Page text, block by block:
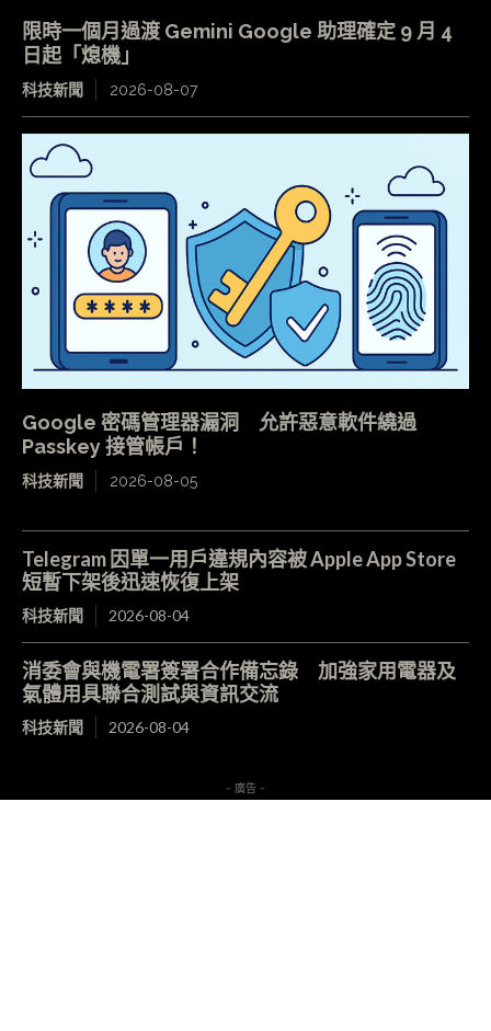
限時一個月過渡 Gemini Google 助理確定 9 月 4
日起「熄機」
科技新聞 2026-08-07
Google 密碼管理器漏洞 允許惡意軟件繞過
Passkey 接管帳戶！
科技新聞 2026-08-05
Telegram 因單一用戶違規內容被 Apple App Store
短暫下架後迅速恢復上架
科技新聞 2026-08-04
消委會與機電署簽署合作備忘錄 加強家用電器及
氣體用具聯合測試與資訊交流
科技新聞 2026-08-04
- 廣告 -